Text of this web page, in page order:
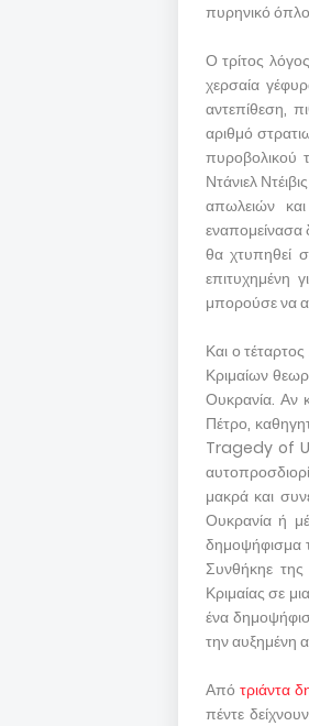
πυρηνικό
Ο τρίτος
χερσαία
αντεπίθεση,
αριθμό
πυροβολικού
Ντάνιελ Ντέιβις
απωλειών
εναπομείνασα
θα χτυπηθεί
επιτυχημένη
μπορούσε να
Και ο
Κριμαίων
Ουκρανία. Αν
Πέτρο,
Tragedy of
μακρά και
Ουκρανία ή
δημοψήφισμα
Συνθήκηε
Κριμαίας σε
ένα
την αυξημένη
Από τριάντα
πέντε